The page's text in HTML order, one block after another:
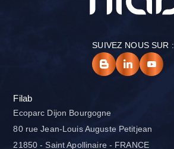
SUIVEZ NOUS SUR :
Filab
Ecoparc Dijon Bourgogne
80 rue Jean-Louis Auguste Petitjean
21850 - Saint Apollinaire - FRANCE